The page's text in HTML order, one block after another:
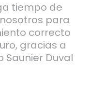
tiempo de
para
correcto
gracias a
Saunier Duval